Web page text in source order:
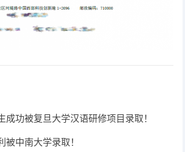
成功被复旦大学汉语研修项目录取！
被中南大学录取！